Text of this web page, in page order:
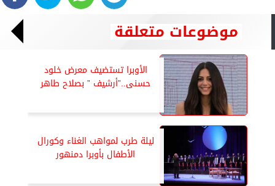
موضوعات متعلقة
الأوبرا تستضيف معرض خلود
حسنى..”أرشيف ” بصلاح طاهر
ليلة طرب لمواهب الغناء وكورال
الأطفال بأوبرا دمنهور